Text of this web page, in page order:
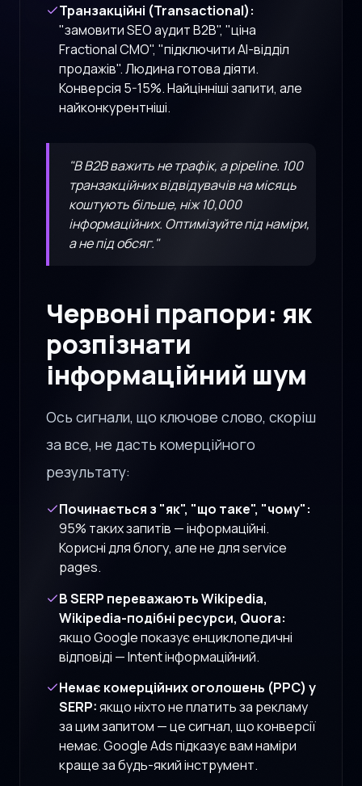
Транзакційні (Transactional):
"замовити SEO аудит B2B", "ціна
Fractional CMO", "підключити AI-відділ
продажів". Людина готова діяти.
Конверсія 5-15%. Найцінніші запити, але
найконкурентніші.
"В B2B важить не трафік, а pipeline. 100
транзакційних відвідувачів на місяць
коштують більше, ніж 10,000
інформаційних. Оптимізуйте під наміри,
а не під обсяг."
Червоні прапори: як
розпізнати
інформаційний шум
Ось сигнали, що ключове слово, скоріш
за все, не дасть комерційного
результату:
Починається з "як", "що таке", "чому":
95% таких запитів — інформаційні.
Корисні для блогу, але не для service
pages.
В SERP переважають Wikipedia,
Wikipedia-подібні ресурси, Quora:
якщо Google показує енциклопедичні
відповіді — Intent інформаційний.
Немає комерційних оголошень (PPC) у
SERP:якщо ніхто не платить за рекламу
за цим запитом — це сигнал, що конверсії
немає. Google Ads підказує вам наміри
краще за будь-який інструмент.